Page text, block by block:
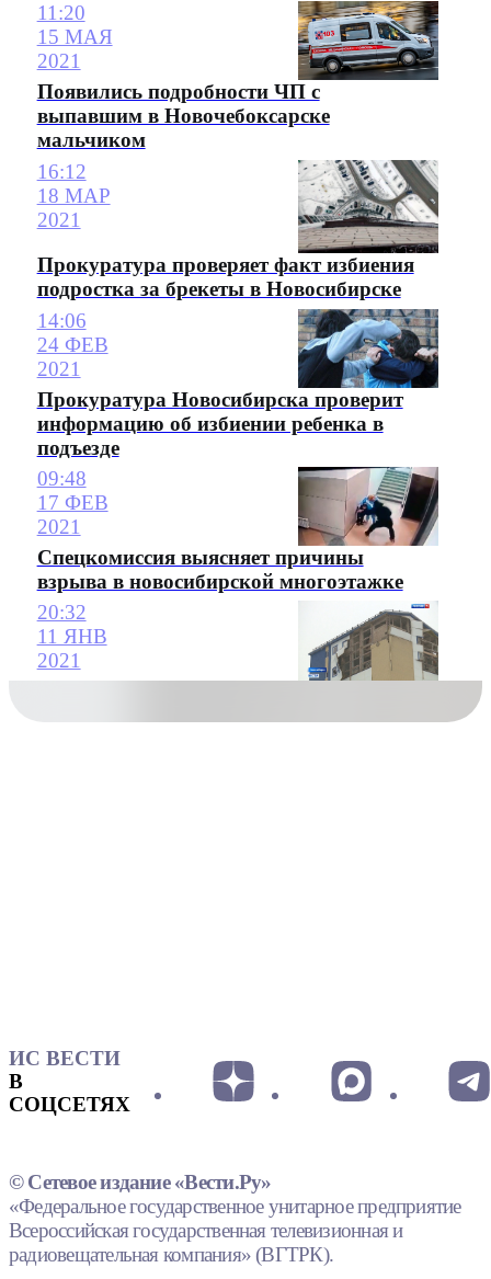
11:20
15 МАЯ
2021
Появились подробности ЧП с
выпавшим в Новочебоксарске
мальчиком
16:12
18 МАР
2021
Прокуратура проверяет факт избиения
подростка за брекеты в Новосибирске
14:06
24 ФЕВ
2021
Прокуратура Новосибирска проверит
информацию об избиении ребенка в
подъезде
09:48
17 ФЕВ
2021
Спецкомиссия выясняет причины
взрыва в новосибирской многоэтажке
20:32
11 ЯНВ
2021
ИС ВЕСТИ
В
СОЦСЕТЯХ
© Сетевое издание «Вести.Ру»
«Федеральное государственное унитарное предприятие
Всероссийская государственная телевизионная и
радиовещательная компания» (ВГТРК).